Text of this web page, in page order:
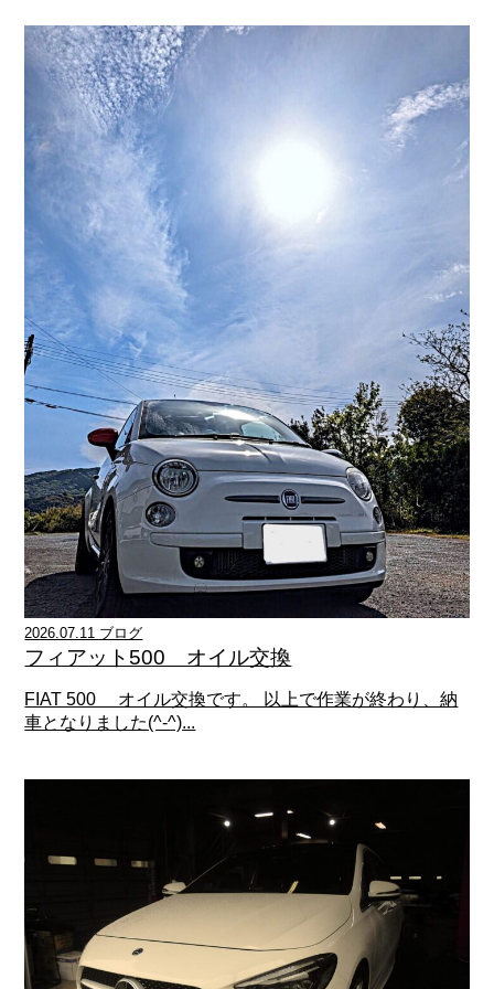
2026.07.11 ブログ
フィアット500 オイル交換
FIAT 500 オイル交換です。 以上で作業が終わり、納
車となりました(^-^)...